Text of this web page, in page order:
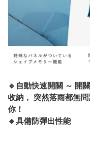
🔹自動快速開關 ～ 開
收納， 突然落雨都無
你！
🔹具備防彈出性能